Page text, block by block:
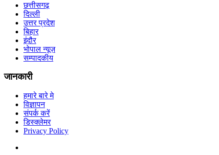
छत्तीसगढ़
दिल्ली
उत्तर प्रदेश
बिहार
इंदौर
भोपाल न्यूज़
सम्पादकीय
जानकारी
हमारे बारे मे
विज्ञापन
संपर्क करें
डिस्क्लेमर
Privacy Policy